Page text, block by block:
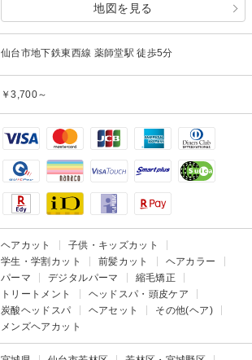
地図を見る
仙台市地下鉄東西線 薬師堂駅 徒歩5分
￥3,700～
ヘアカット
子供・キッズカット
学生・学割カット
前髪カット
ヘアカラー
パーマ
デジタルパーマ
縮毛矯正
トリートメント
ヘッドスパ・頭皮ケア
炭酸ヘッドスパ
ヘアセット
その他(ヘア)
メンズヘアカット